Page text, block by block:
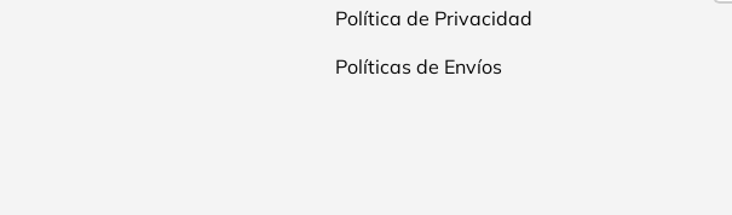
Política de Privacidad
Políticas de Envíos